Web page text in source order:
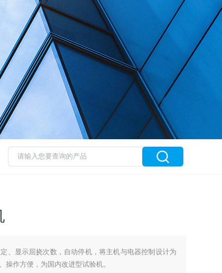
、显示屈挠次数，自动停机，将主机与电器控制设计为
操作方便，为国内改进型试验机。